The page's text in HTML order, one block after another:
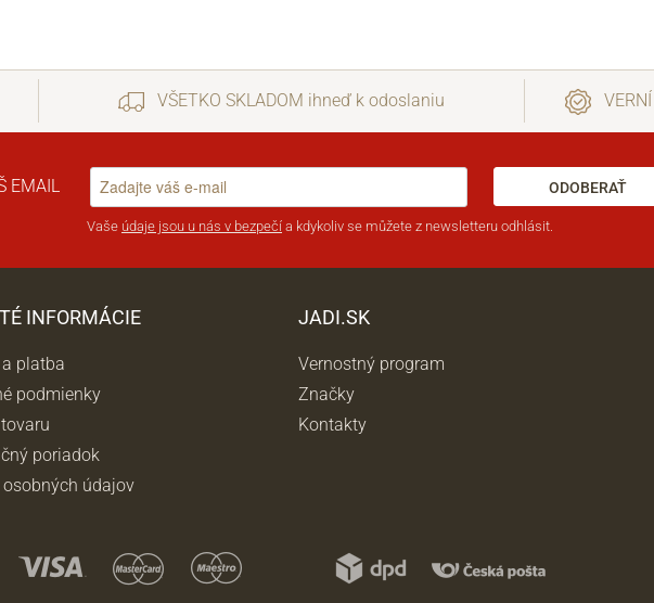
VŠETKO SKLADOM ihneď k odoslaniu
EMAIL ODOBERAŤ
Vaše údaje jsou u nás v bezpečí a kdykoliv se můžete z newsletteru odhlásit.
INFORMÁCIE
platba
podmienky
poriadok
osobných údajov
JADI.SK
Vernostný program
Značky
Kontakty